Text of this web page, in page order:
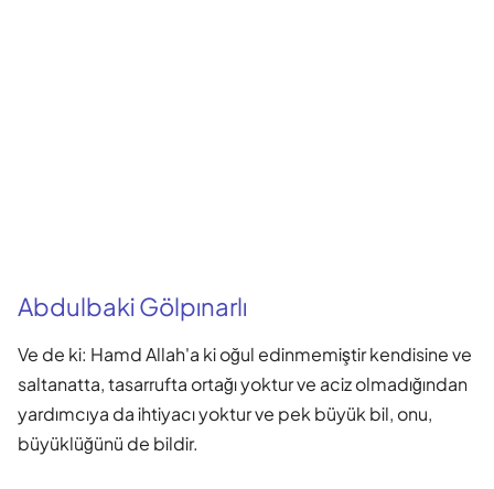
Abdulbaki Gölpınarlı
Ve de ki: Hamd Allah'a ki oğul edinmemiştir kendisine ve
saltanatta, tasarrufta ortağı yoktur ve aciz olmadığından
yardımcıya da ihtiyacı yoktur ve pek büyük bil, onu,
büyüklüğünü de bildir.